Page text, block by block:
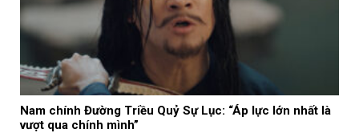
Nam chính Đường Triều Quỷ Sự Lục: “Áp lực lớn nhất là
vượt qua chính mình”